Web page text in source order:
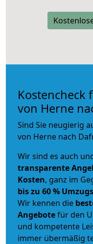
Kostencheck
von Herne
Sind Sie neugierig
von Herne nach
Wir sind es auch
transparente
Kosten, ganz im
bis zu 60 %
Wir kennen die
Angebotefür den
und kompetente
immer übermäßig